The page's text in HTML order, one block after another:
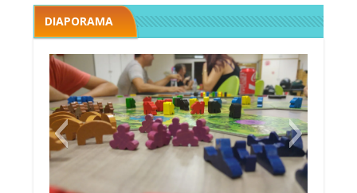
DIAPORAMA